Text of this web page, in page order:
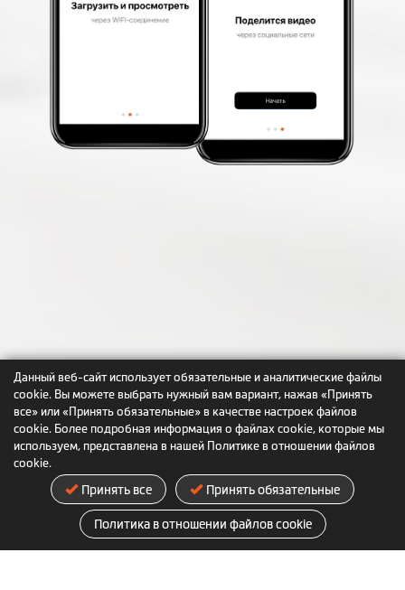
Данный веб-сайт использует обязательные и аналитические файлы
cookie. Вы можете выбрать нужный вам вариант, нажав «Принять
все» или «Принять обязательные» в качестве настроек файлов
cookie. Более подробная информация о файлах cookie, которые мы
используем, представлена в нашей Политике в отношении файлов
cookie.
Принять все Принять обязательные
Политика в отношении файлов cookie